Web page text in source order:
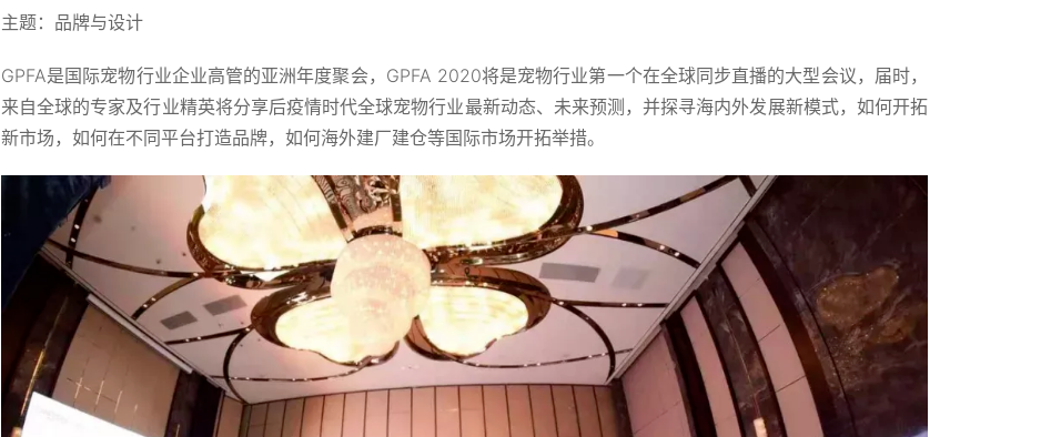
主题：品牌与设计
GPFA是国际宠物行业企业高管的亚洲年度聚会，GPFA 2020将是宠物行业第一个在全球同步直播的大型会议，届时，
来自全球的专家及行业精英将分享后疫情时代全球宠物行业最新动态、未来预测，并探寻海内外发展新模式，如何开拓
新市场，如何在不同平台打造品牌，如何海外建厂建仓等国际市场开拓举措。